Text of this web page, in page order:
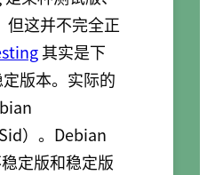
但这并不完全正
其实是下
版本。实际的
）。Debian
定版和稳定版